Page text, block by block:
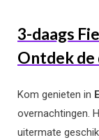
3-daags
Ontdek de
Kom genieten in
overnachtingen.
uitermate